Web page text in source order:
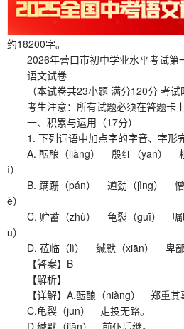
约18200字。
2026年营口市初中学业水平考试第
语文试卷
（本试卷共23小题 满分120分 考试
考生注意：所有试题必须在答题卡
一、积累与运用（17分）
1. 下列词语中加点字的字音、字形
A. 酝酿（liàng） 殷红（yān）
ì）
B. 蹒跚（pán） 遒劲（jìng） 憎
è）
C. 贮蓄（zhù） 龟裂（guī） 嘱
u）
D. 莅临（lì） 缄默（xiān） 卑鄙
【答案】B
【解析】
【详解】A.酝酿（niàng） 郑重其
C.龟裂（jūn） 走投无路。
D.缄默（jiān） 前仆后继。